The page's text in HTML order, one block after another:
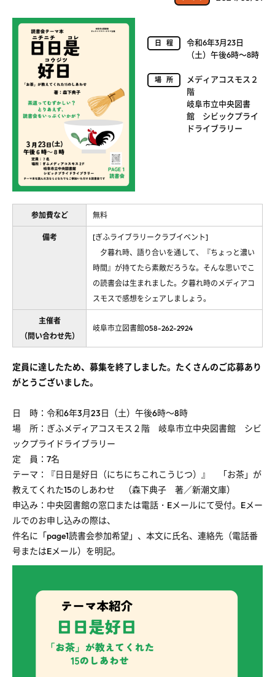
日程
令和6年3月23日
（土）午後6時～8時
場所
メディアコスモス２
階
岐阜市立中央図書
館 シビックプライ
ドライブラリー
参加費など 無料
備考
[ぎふライブラリークラブイベント]
夕暮れ時、語り合いを通して、『ちょっと濃い
時間』が持てたら素敵だろうな。そんな思いでこ
の読書会は生まれました。夕暮れ時のメディアコ
スモスで感想をシェアしましょう。
主催者
（問い合わせ先）
岐阜市立図書館058-262-2924
定員に達したため、募集を終了しました。たくさんのご応募あり
がとうございました。
日 時：令和6年3月23日（土）午後6時～8時
場 所：ぎふメディアコスモス２階 岐阜市立中央図書館 シビ
ックプライドライブラリー
定 員：7名
テーマ：『日日是好日（にちにちこれこうじつ）』 「お茶」が
教えてくれた15のしあわせ （森下典子 著／新潮文庫）
申込み：中央図書館の窓口または電話・ Eメールにて受付。 Eメー
ルでのお申し込みの際は、
件名に「page1読書会参加希望」、本文に氏名、連絡先（電話番
号またはEメール）を明記。